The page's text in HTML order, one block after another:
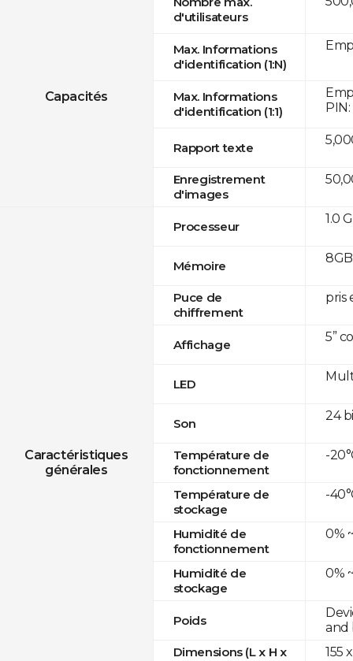
Capacités
d'utilisateurs
Max. Informations
d'identification (1:N)
Max. Informations
d'identification (1:1)
Rapport texte
Enregistrement
d'images
Caractéristiques
générales
Processeur
Mémoire
Puce de
chiffrement
Affichage
LED
Son
Température de
fonctionnement
Température de
stockage
Humidité de
fonctionnement
Humidité de
stockage
Poids
Dimensions (L x H x
1.0
pris
5”
24
-
-
0%
0%
and
155